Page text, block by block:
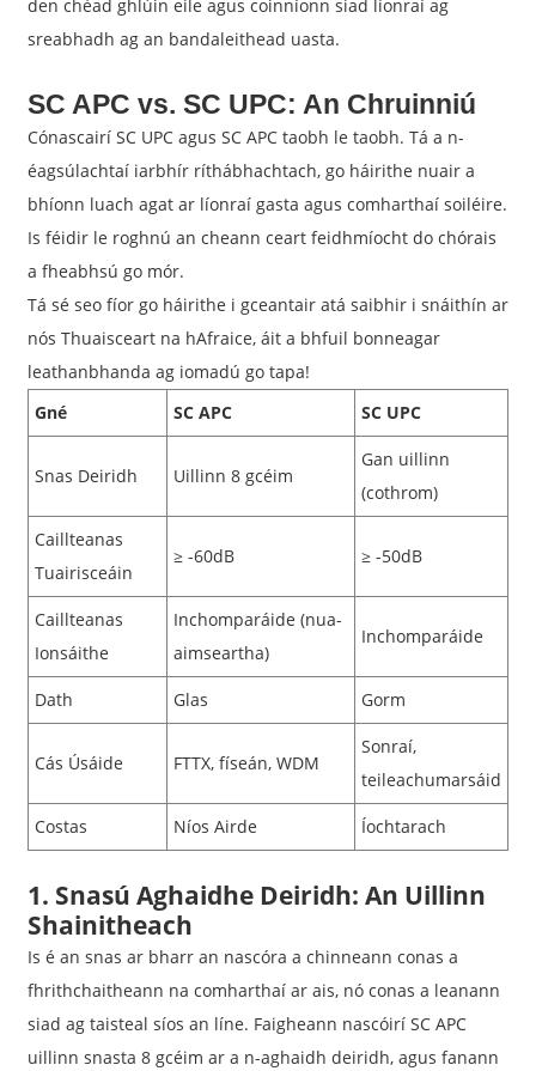
den chéad ghlúin eile agus coinníonn siad líonraí ag
sreabhadh ag an bandaleithead uasta.
SC APC vs. SC UPC: An Chruinniú
Cónascairí SC UPC agus SC APC taobh le taobh. Tá a n-
éagsúlachtaí iarbhír ríthábhachtach, go háirithe nuair a
bhíonn luach agat ar líonraí gasta agus comharthaí soiléire.
Is féidir le roghnú an cheann ceart feidhmíocht do chórais
a fheabhsú go mór.
Tá sé seo fíor go háirithe i gceantair atá saibhir i snáithín ar
nós Thuaisceart na hAfraice, áit a bhfuil bonneagar
leathanbhanda ag iomadú go tapa!
Gné
SC APC SC UPC
Snas Deiridh Uillinn 8 gcéim
Gan uillinn
(cothrom)
Caillteanas
Tuairisceáin
≥ -60dB ≥ -50dB
Caillteanas
Ionsáithe
Inchomparáide (nua-
aimseartha)
Inchomparáide
Dath Glas Gorm
Cás Úsáide FTTX, físeán, WDM
Sonraí,
teileachumarsáid
Costas Níos Airde Íochtarach
1. Snasú Aghaidhe Deiridh: An Uillinn
Shainitheach
Is é an snas ar bharr an nascóra a chinneann conas a
fhrithchaitheann na comharthaí ar ais, nó conas a leanann
siad ag taisteal síos an líne. Faigheann nascóirí SC APC
uillinn snasta 8 gcéim ar a n-aghaidh deiridh, agus fanann